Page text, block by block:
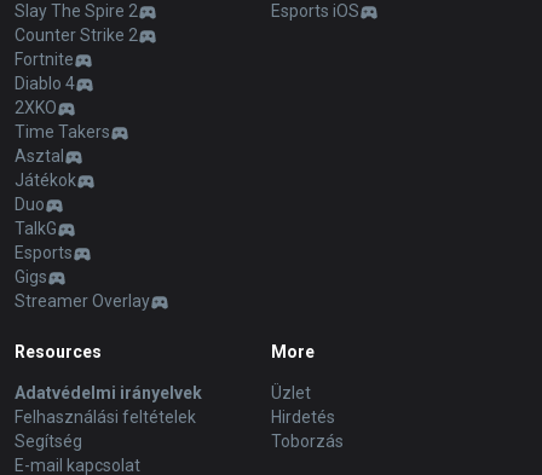
Slay The Spire 2
Counter Strike 2
Fortnite
Diablo 4
2XKO
Time Takers
Asztal
Játékok
Duo
TalkG
Esports
Gigs
Streamer Overlay
Esports iOS
Resources
Adatvédelmi irányelvek
Felhasználási feltételek
Segítség
E-mail kapcsolat
More
Üzlet
Hirdetés
Toborzás